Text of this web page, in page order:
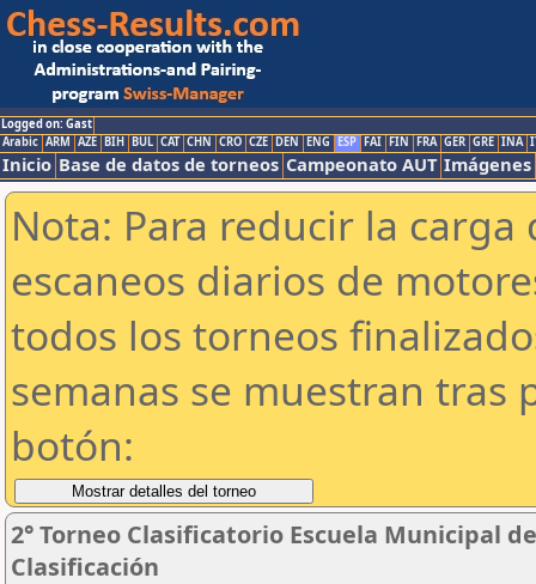
Logged on: Gast
Arabic ARM AZE BIH BUL CAT CHN CRO CZE DEN ENG ESP FAI FIN FRA GER GRE INA
Inicio Base de datos de torneos Campeonato AUT Imágenes
Nota: Para reducir la
escaneos diarios de
todos los torneos
semanas se muestran tras
botón:
2° Torneo Clasificatorio Escuela Municipal
Clasificación